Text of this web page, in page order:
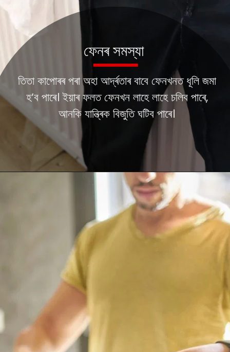
তিতা কাপোৰৰ পৰা অহা আৰ্দ্ৰতাৰ বাবে ফেনখনত ধূলি জমা
হ’ব পাৰে। ইয়াৰ ফলত ফেনখন লাহে লাহে চলিব পাৰে,
আনকি যান্ত্ৰিক বিজুতি ঘটিব পাৰে।
ফেনৰ সমস্যা